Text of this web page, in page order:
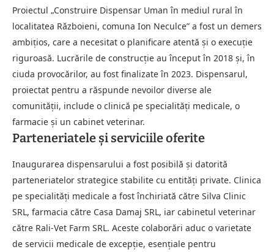
Proiectul „Construire Dispensar Uman în mediul rural în
localitatea Războieni, comuna Ion Neculce” a fost un demers
ambițios, care a necesitat o planificare atentă și o execuție
riguroasă. Lucrările de construcție au început în 2018 și, în
ciuda provocărilor, au fost finalizate în 2023. Dispensarul,
proiectat pentru a răspunde nevoilor diverse ale
comunității, include o clinică pe specialități medicale, o
farmacie și un cabinet veterinar.
Parteneriatele și serviciile oferite
Inaugurarea dispensarului a fost posibilă și datorită
parteneriatelor strategice stabilite cu entități private. Clinica
pe specialități medicale a fost închiriată către Silva Clinic
SRL, farmacia către Casa Damaj SRL, iar cabinetul veterinar
către Rali-Vet Farm SRL. Aceste colaborări aduc o varietate
de servicii medicale de excepție, esențiale pentru